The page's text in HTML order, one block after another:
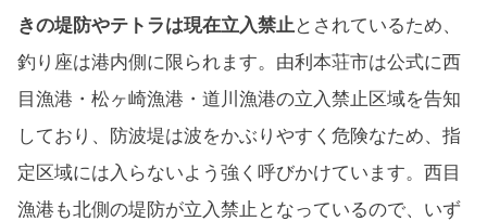
きの堤防やテトラは現在立入禁止とされているため、
釣り座は港内側に限られます。由利本荘市は公式に西
目漁港・松ヶ崎漁港・道川漁港の立入禁止区域を告知
しており、防波堤は波をかぶりやすく危険なため、指
定区域には入らないよう強く呼びかけています。西目
漁港も北側の堤防が立入禁止となっているので、いず